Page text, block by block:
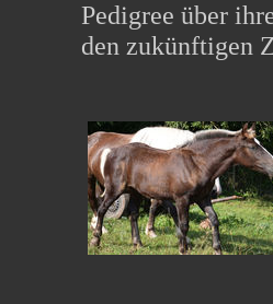
Pedigree über
den zukünftigen